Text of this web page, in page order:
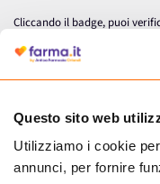
Questo sito web
Utilizziamo i cookie
annunci, per fornire
Cliccando il badge, puoi
autorizzata dal Ministero
medicinali.